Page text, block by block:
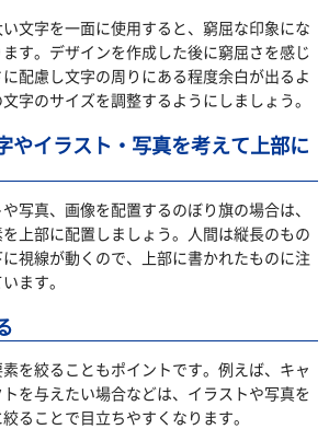
文字を一面に使用すると、窮屈な印象にな
す。デザインを作成した後に窮屈さを感じ
配慮し文字の周りにある程度余白が出るよ
字のサイズを調整するようにしましょう。
やイラスト・写真を考えて上部に
写真、画像を配置するのぼり旗の場合は、
上部に配置しましょう。人間は縦長のもの
視線が動くので、上部に書かれたものに注
ます。
を絞ることもポイントです。例えば、キャ
を与えたい場合などは、イラストや写真を
ることで目立ちやすくなります。